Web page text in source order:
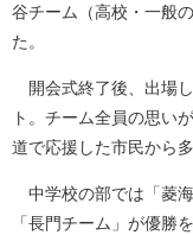
谷チーム（高校・一般
た。
開会式終了後、出場
ト。チーム全員の思い
道で応援した市民から
中学校の部では「菱
「長門チーム」が優勝